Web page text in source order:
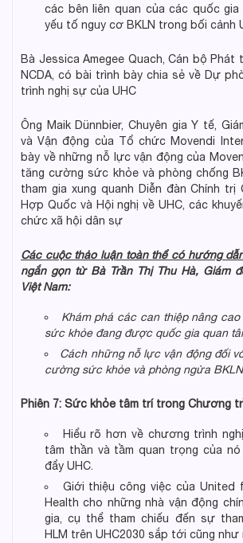
các bên liên quan của các quốc
yếu tố nguy cơ BKLN trong bối cảnh
Bà Jessica Amegee Quach, Cán bộ Phát
NCDA, có bài trình bày chia sẻ về Dự
trình nghị sự của UHC
Ông Maik Dünnbier, Chuyên gia Y tế,
và Vận động của Tổ chức Movendi
bày về những nỗ lực vận động của
tăng cường sức khỏe và phòng chống
tham gia xung quanh Diễn đàn Chính trị
Hợp Quốc và Hội nghị về UHC, các
chức xã hội dân sự
Các cuộc thảo luận toàn thể có hướng
ngắn gọntừ Bà Trần Thị Thu Hà, Giám
Việt Nam:
Khám phá các can thiệp nâng
sức khỏe đang được quốc gia quan
Cách những nỗ lực vận động đối
cường sức khỏe và phòng ngừa BKLN
Phiên 7: Sức khỏe tâm trí trong Chương
Hiểu rõ hơn về chương trình
tâm thần và tầm quan trọng của
đẩy UHC.
Giới thiệu công việc của United
Health cho những nhà vận động
gia, cụ thể tham chiếu đến sự
HLM trên UHC2030 sắp tới cũng